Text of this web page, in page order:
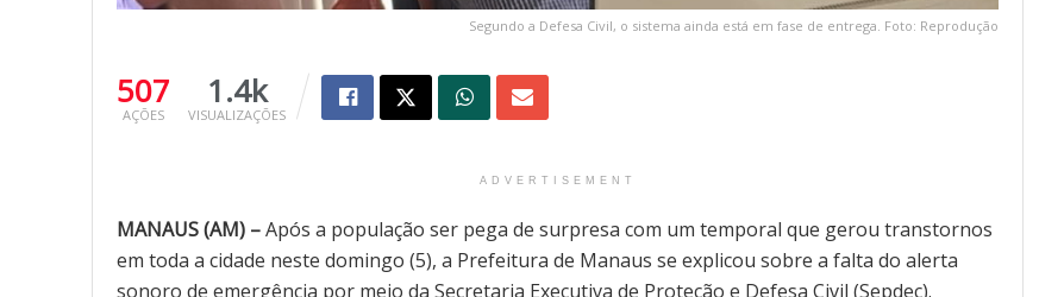
Segundo a Defesa Civil, o sistema ainda está em fase de entrega. Foto: Reprodução
507
AÇÕES
1.4k
VISUALIZAÇÕES
ADVERTISEMENT
MANAUS (AM) –Após a população ser pega de surpresa com um temporal que gerou transtornos
em toda a cidade neste domingo (5), a Prefeitura de Manaus se explicou sobre a falta do alerta
sonoro de emergência por meio da Secretaria Executiva de Proteção e Defesa Civil (Sepdec).